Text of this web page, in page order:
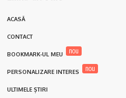
ACASĂ
CONTACT
BOOKMARK-UL MEU nou
PERSONALIZARE INTERES nou
ULTIMELE ȘTIRI